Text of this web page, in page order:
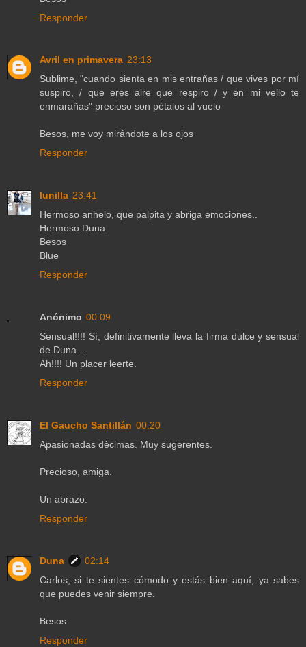
Responder
Avril en primavera 23:13
Sublime, "cuando sienta en mis entrañas / que vives por mí
suspiro, / que eres aire que respiro / y en mi vello te
enmarañas" precioso son pétalos al vuelo
Besos, me voy mirándote a los ojos
Responder
lunilla 23:41
Hermoso anhelo, que palpita y abriga emociones..
Hermoso Duna
Besos
Blue
Responder
Anónimo 00:09
Sensual!!!! Sí, definitivamente lleva la firma dulce y sensual
de Duna…
Ah!!!! Un placer leerte.
Responder
El Gaucho Santillán 00:20
Apasionadas dècimas. Muy sugerentes.
Precioso, amiga.
Un abrazo.
Responder
Duna
02:14
Carlos, si te sientes cómodo y estás bien aquí, ya sabes
que puedes venir siempre.
Besos
Responder